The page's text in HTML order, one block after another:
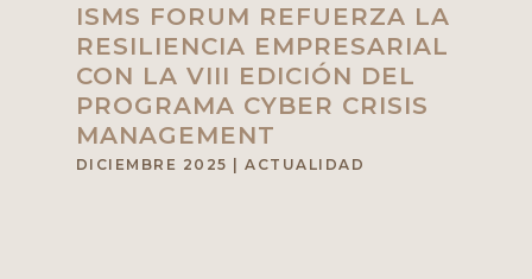
ISMS FORUM REFUERZA LA
RESILIENCIA EMPRESARIAL
CON LA VIII EDICIÓN DEL
PROGRAMA CYBER CRISIS
MANAGEMENT
DICIEMBRE 2025 |ACTUALIDAD